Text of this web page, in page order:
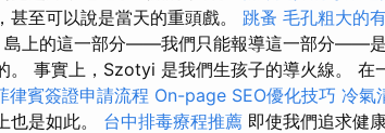
甚至可以說是當天的重頭戲。 跳蚤 毛孔粗大的
島上的這一部分——我們只能報導這一部分——是
。 事實上，Szotyi 是我們生孩子的導火線。 在
律賓簽證申請流程 On-page SEO優化技巧 冷氣
也是如此。 台中排毒療程推薦 即使我們追求健